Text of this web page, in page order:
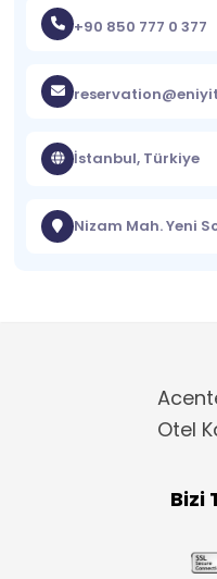
+90 850 777 0 377
İstanbul, Türkiye
Nizam Mah. Yeni
Otel
Bizi